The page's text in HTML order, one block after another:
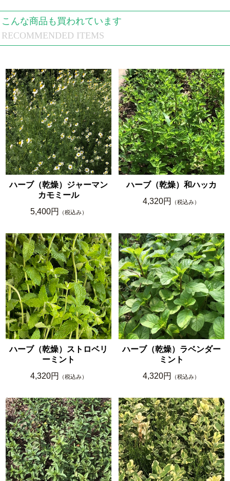
RECOMMENDED ITEMS
こんな商品も買われています
ハーブ（乾燥）ジャーマン
カモミール
5,400円
（税込み）
ハーブ（乾燥）和ハッカ
4,320円
（税込み）
ハーブ（乾燥）ストロベリ
ーミント
4,320円
（税込み）
ハーブ（乾燥）ラベンダー
ミント
4,320円
（税込み）